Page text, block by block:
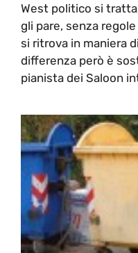
West politico si
gli pare, senza
si ritrova in maniera
differenza però è
pianista dei Saloon